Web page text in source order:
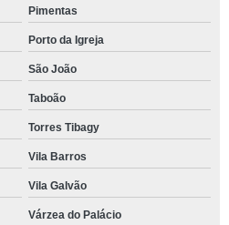
Pimentas
Porto da Igreja
São João
Taboão
Torres Tibagy
Vila Barros
Vila Galvão
Várzea do Palácio